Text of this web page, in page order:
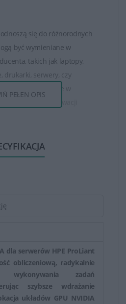
się do różnorodnych
być wymieniane w
takich jak laptopy,
drukarki, serwery, czy
obrazu, można wymienić
można go wymienić na
zamiennych mogą obejmować
głowice drukujące i
zużycie lub uszkodzenia.
części zamiennych, które są
PEŁEN OPIS
dla serwerów HPE ProLiant
obliczeniową, radykalnie
wykonywania zadań
szybsze wdrażanie
układów GPU NVIDIA